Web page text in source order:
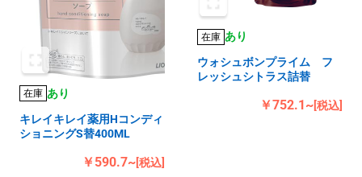
在庫 あり
キレイキレイ薬用Hコンディ
ショニングS替400ML
￥590.7~[税込]
在庫 あり
ウォシュボンプライム フ
レッシュシトラス詰替
￥752.1~[税込]